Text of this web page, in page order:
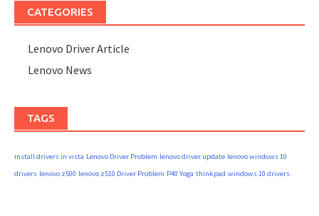
CATEGORIES
Lenovo Driver Article
Lenovo News
TAGS
install drivers in vista Lenovo Driver Problem lenovo driver update lenovo windows 10
drivers lenovo z500 lenovo z510 Driver Problem P40 Yoga thinkpad windows 10 drivers